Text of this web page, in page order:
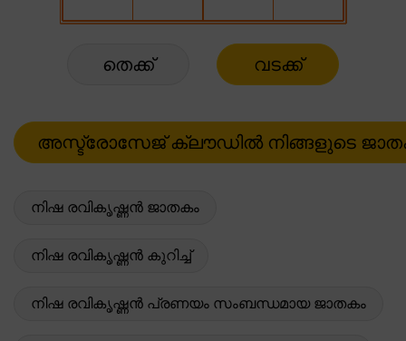
തെക്ക് വടക്ക്
നിഷ രവികൃഷ്ണൻ ജാതകം
നിഷ രവികൃഷ്ണൻ കുറിച്ച്
നിഷ രവികൃഷ്ണൻ പ്രണയം സംബന്ധമായ ജാതകം